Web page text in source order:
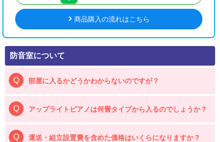
商品購入の流れはこちら
防音室について
部屋に入るかどうかわからないのですが？
アップライトピアノは何畳タイプから入るのでしょうか？
運送・組立設置費を含めた価格はいくらになりますか？